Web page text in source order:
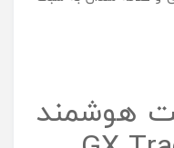
هوشمند